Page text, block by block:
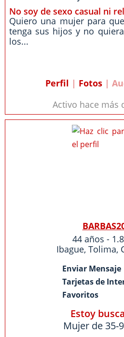
No soy de sexo casual ni
Quiero una mujer para
tenga sus hijos y no
los...
Perfil | Fotos|
Activo hace más
44 años -
Ibague, Tolima,
Enviar Mensaje
Tarjetas de
Favoritos
Estoy
Mujer de 35-